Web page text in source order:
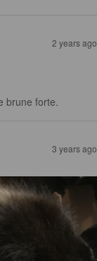
2 years ago
brune forte.
3 years ago